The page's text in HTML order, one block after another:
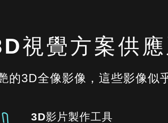
視覺方案供
的3D全像影像，這些影像似
3D影片製作工具